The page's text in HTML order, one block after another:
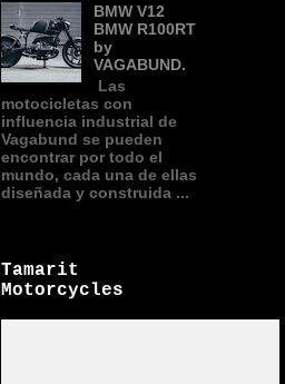
BMW V12
BMW R100RT
by
VAGABUND.
Las
motocicletas con
influencia industrial de
Vagabund se pueden
encontrar por todo el
mundo, cada una de ellas
diseñada y construida ...
Tamarit
Motorcycles